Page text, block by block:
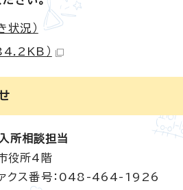
状況）
）
所相談担当
役所4階
ス番号：048-464-1926